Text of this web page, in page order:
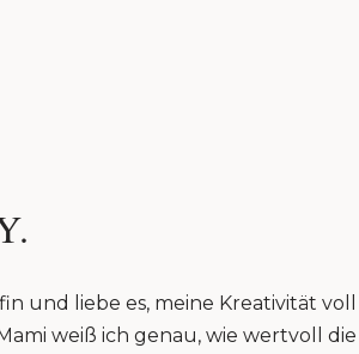
und liebe es, meine Kreativität voll
weiß ich genau, wie wertvoll